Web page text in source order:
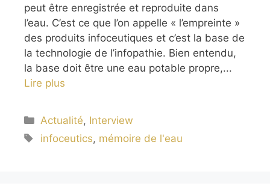
peut être enregistrée et reproduite dans
l’eau. C’est ce que l’on appelle « l’empreinte »
des produits infoceutiques et c’est la base de
la technologie de l’infopathie. Bien entendu,
la base doit être une eau potable propre,...
Lire plus
Catégories
Actualité, Interview
Étiquettes
infoceutics, mémoire de l'eau